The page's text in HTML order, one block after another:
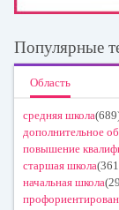
Популярные
Область
средняя школа
дополнительное
повышение
старшая школа
начальная школа